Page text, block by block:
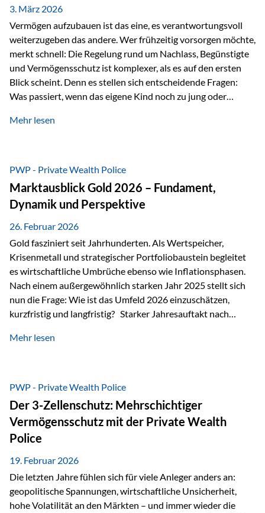
Zinsen, Dividenden und Kursgewinne werden laufend
besteuert.
3. März 2026
Vermögen aufzubauen ist das eine, es verantwortungsvoll
weiterzugeben das andere. Wer frühzeitig vorsorgen möchte,
merkt schnell: Die Regelung rund um Nachlass, Begünstigte
und Vermögensschutz ist komplexer, als es auf den ersten
Blick scheint. Denn es stellen sich entscheidende Fragen:
Was passiert, wenn das eigene Kind noch zu jung oder
verwalten? Wie kann verhindert werden, dass Ex-Partner,
unbürokratisch übertragen, ohne ausschließlich auf ein
Testament angewiesen zu sein? Wenn klassische Lösungen
nicht ausreichen Traditionelle Nachlassregelungen stoßen
oft…
Mehr lesen
PWP - Private Wealth Police
Marktausblick Gold 2026 – Fundament,
Dynamik und Perspektive
26. Februar 2026
Gold fasziniert seit Jahrhunderten. Als Wertspeicher,
Krisenmetall und strategischer Portfoliobaustein begleitet
es wirtschaftliche Umbrüche ebenso wie Inflationsphasen.
Nach einem außergewöhnlich starken Jahr 2025 stellt sich
nun die Frage: Wie ist das Umfeld 2026 einzuschätzen,
kurzfristig und langfristig? Starker Jahresauftakt nach
Dynamik in das Jahr 2026 gestartet. Zwischen dem
Währungen: +11,5 % Bereits 2025 war ein außergewöhnlich
starkes Jahr: +64,4 % in USD Durchschnitt über alle
Währungen: +56,6 % Langfristig zeigt sich ebenfalls ein
solides…
Mehr lesen
PWP - Private Wealth Police
Der 3-Zellenschutz: Mehrschichtiger
Vermögensschutz mit der Private Wealth
Police
19. Februar 2026
Die letzten Jahre fühlen sich für viele Anleger anders an:
geopolitische Spannungen, wirtschaftliche Unsicherheit,
hohe Volatilität an den Märkten – und immer wieder die